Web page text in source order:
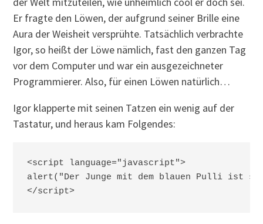
Er fragte den Löwen, der aufgrund seiner Brille eine
Aura der Weisheit versprühte. Tatsächlich verbrachte
Igor, so heißt der Löwe nämlich, fast den ganzen Tag
vor dem Computer und war ein ausgezeichneter
Programmierer. Also, für einen Löwen natürlich…
Igor klapperte mit seinen Tatzen ein wenig auf der
Tastatur, und heraus kam Folgendes:
<script language="javascript">
alert("Der Junge mit dem blauen Pulli ist